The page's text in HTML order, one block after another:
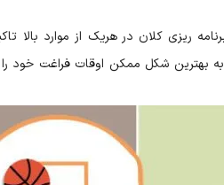
ریزی کلان در هریک از موارد
بهترین شکل ممکن اوقات فراغت خود